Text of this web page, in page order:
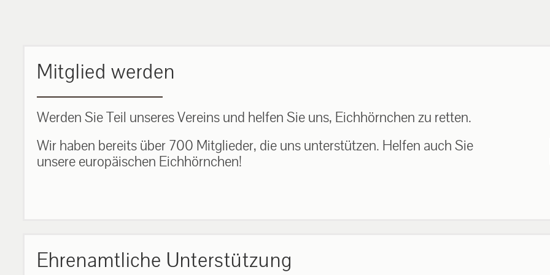
Mitglied werden
Werden Sie Teil unseres Vereins und helfen Sie uns, Eichhörnchen zu retten.
Wir haben bereits über 700 Mitglieder, die uns unterstützen. Helfen auch Sie
unsere europäischen Eichhörnchen!
Ehrenamtliche Unterstützung